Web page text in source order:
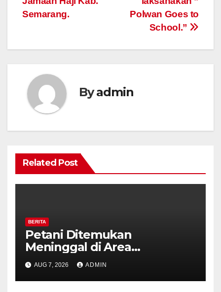
Polwan Goes to
School.”
Semarang.
Byadmin
Related Post
BERITA
Petani Ditemukan
Meninggal di Area
Persawahan Kalibeji, Polisi
Pastikan Tidak Ada Tanda
Kekerasan
AUG 7, 2026 ADMIN